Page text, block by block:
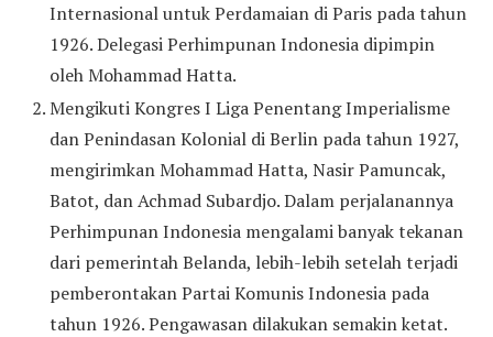
Internasional untuk Perdamaian di Paris pada tahun
1926. Delegasi Perhimpunan Indonesia dipimpin
oleh Mohammad Hatta.
Mengikuti Kongres I Liga Penentang Imperialisme
dan Penindasan Kolonial di Berlin pada tahun 1927,
mengirimkan Mohammad Hatta, Nasir Pamuncak,
Batot, dan Achmad Subardjo. Dalam perjalanannya
Perhimpunan Indonesia mengalami banyak tekanan
dari pemerintah Belanda, lebih-lebih setelah terjadi
pemberontakan Partai Komunis Indonesia pada
tahun 1926. Pengawasan dilakukan semakin ketat.